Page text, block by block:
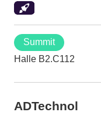
Summit
Halle B2.C112
ADTechnol